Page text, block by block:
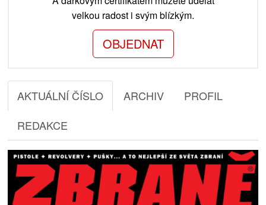
velkou radost i svým blízkým.
OBJEDNAT
AKTUÁLNÍ ČÍSLO ARCHIV
PROFIL
REDAKCE